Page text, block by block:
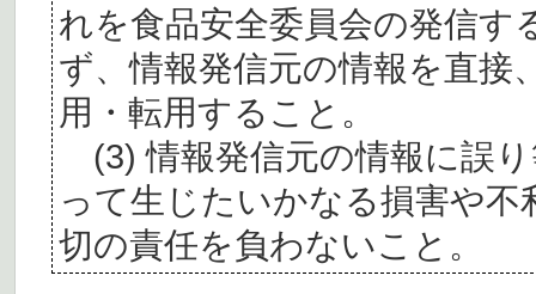
れを食品安全委員会の発信す
ず、情報発信元の情報を直接
用・転用すること。
(3) 情報発信元の情報に誤
って生じたいかなる損害や
切の責任を負わないこと。